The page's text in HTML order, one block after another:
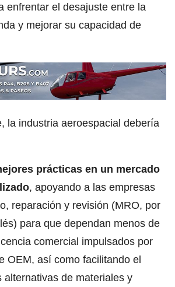
enfrentar el desajuste entre la
y mejorar su capacidad de
la industria aeroespacial debería
prácticas en un mercado
, apoyando a las empresas
reparación y revisión (MRO, por
para que dependan menos de
comercial impulsados por
OEM, así como facilitando el
alternativas de materiales y